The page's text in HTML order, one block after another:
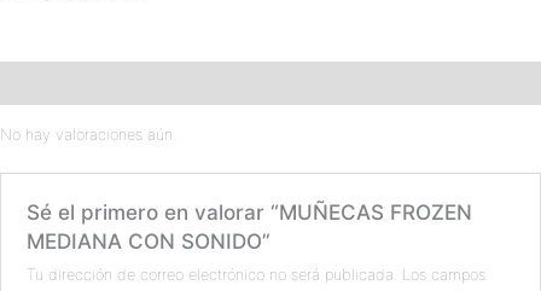
No hay valoraciones aún.
Sé el primero en valorar “MUÑECAS FROZEN
MEDIANA CON SONIDO”
Tu dirección de correo electrónico no será publicada. Los campos